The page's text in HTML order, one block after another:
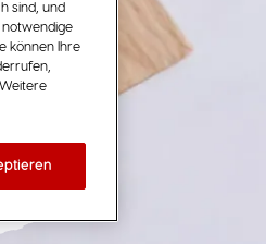
sind, und
notwendige
können Ihre